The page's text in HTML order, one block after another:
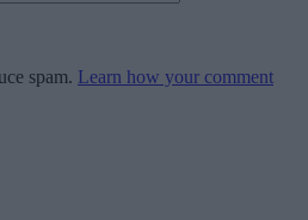
spam. Learn how your comment